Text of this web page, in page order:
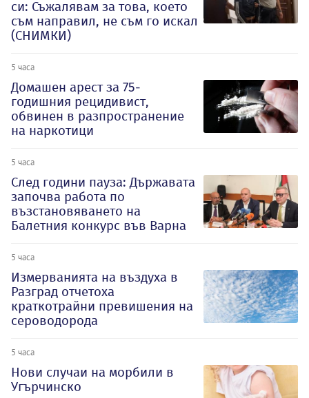
си: Съжалявам за това, което
съм направил, не съм го искал
(СНИМКИ)
5 часа
Домашен арест за 75-
годишния рецидивист,
обвинен в разпространение
на наркотици
5 часа
След години пауза: Държавата
започва работа по
възстановяването на
Балетния конкурс във Варна
5 часа
Измерванията на въздуха в
Разград отчетоха
краткотрайни превишения на
сероводорода
5 часа
Нови случаи на морбили в
Угърчинско